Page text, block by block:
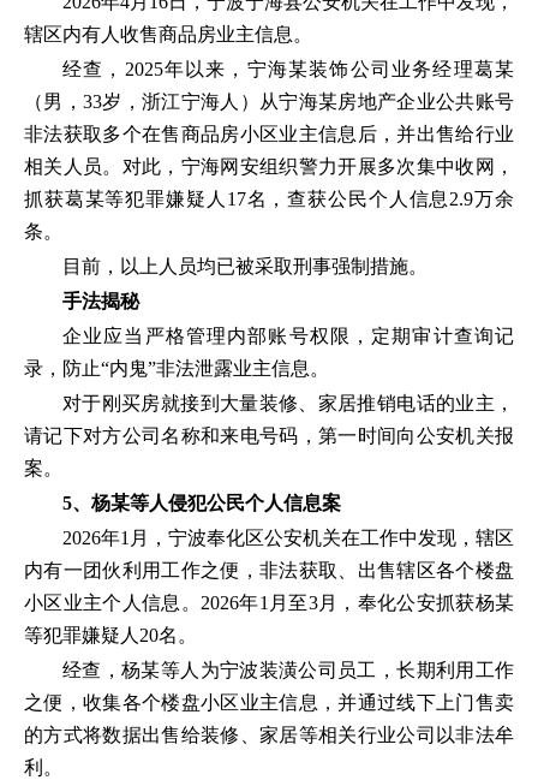
辖区内有人收售商品房业主信息。
经查，2025年以来，宁海某装饰公司业务经理葛某
（男，33岁，浙江宁海人）从宁海某房地产企业公共账号
非法获取多个在售商品房小区业主信息后，并出售给行业
相关人员。对此，宁海网安组织警力开展多次集中收网，
抓获葛某等犯罪嫌疑人17名，查获公民个人信息2.9万余
条。
目前，以上人员均已被采取刑事强制措施。
手法揭秘
企业应当严格管理内部账号权限，定期审计查询记
录，防止“内鬼”非法泄露业主信息。
对于刚买房就接到大量装修、家居推销电话的业主，
请记下对方公司名称和来电号码，第一时间向公安机关报
案。
5、杨某等人侵犯公民个人信息案
2026年1月，宁波奉化区公安机关在工作中发现，辖区
内有一团伙利用工作之便，非法获取、出售辖区各个楼盘
小区业主个人信息。2026年1月至3月，奉化公安抓获杨某
等犯罪嫌疑人20名。
经查，杨某等人为宁波装潢公司员工，长期利用工作
之便，收集各个楼盘小区业主信息，并通过线下上门售卖
的方式将数据出售给装修、家居等相关行业公司以非法牟
利。